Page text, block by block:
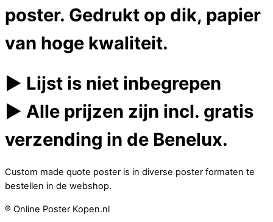
poster. Gedrukt op dik, papier
van hoge kwaliteit.
► Lijst is niet inbegrepen
► Alle prijzen zijn incl. gratis
verzending in de Benelux.
Custom made quote poster is in diverse poster formaten te
bestellen in de webshop.
® Online Poster Kopen.nl